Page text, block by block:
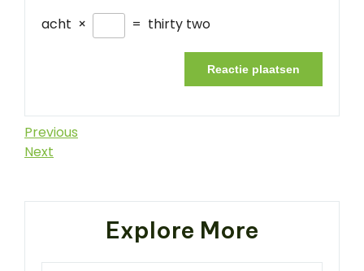
acht × = thirty two
Berichtnavigatie
Previous
Post
Previous
Next
Next
Explore More